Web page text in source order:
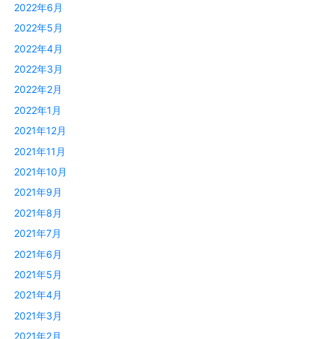
2022年6月
2022年5月
2022年4月
2022年3月
2022年2月
2022年1月
2021年12月
2021年11月
2021年10月
2021年9月
2021年8月
2021年7月
2021年6月
2021年5月
2021年4月
2021年3月
2021年2月